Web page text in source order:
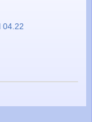
04.22